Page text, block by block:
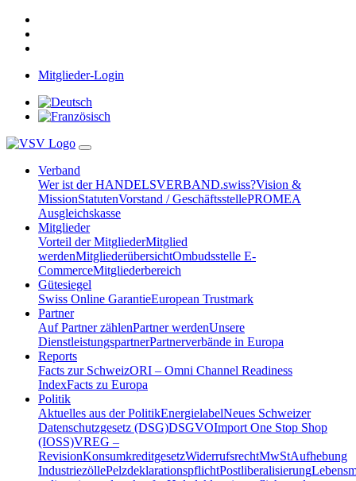
Mitglieder-Login
Verband
Wer ist der HANDELSVERBAND.swiss?Vision &
MissionStatutenVorstand / GeschäftsstellePROMEA
Ausgleichskasse
Mitglieder
Vorteil der MitgliederMitglied
werdenMitgliederübersichtOmbudsstelle E-
CommerceMitgliederbereich
Gütesiegel
Swiss Online GarantieEuropean Trustmark
Partner
Auf Partner zählenPartner werdenUnsere
DienstleistungspartnerPartnerverbände in Europa
Reports
Facts zur SchweizORI – Omni Channel Readiness
IndexFacts zu Europa
Politik
Aktuelles aus der PolitikEnergielabelNeues Schweizer
Datenschutzgesetz (DSG)DSGVOImport One Stop Shop
(IOSS)VREG –
RevisionKonsumkreditgesetzWiderrufsrechtMwStAufhebung
IndustriezöllePelzdeklarationspflichtPostliberalisierung